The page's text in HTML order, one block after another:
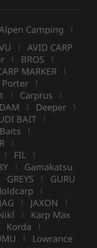
Camping |
| AVID CARP
| BROS |
MARKER |
Porter |
| Carprus |
DAM | Deeper |
BAIT |
|
|
| FIL |
| Gamakatsu
GREYS | GURU
|
JAG | JAXON |
| Karp Max
Korda |
| Lowrance